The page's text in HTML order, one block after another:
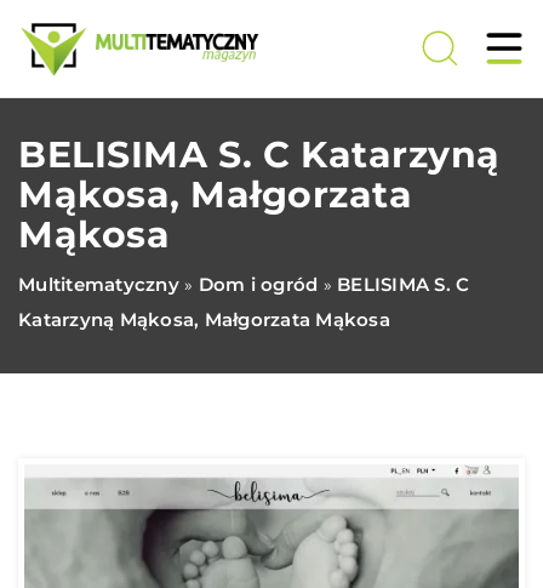
BELISIMA S. C Katarzyną
Mąkosa, Małgorzata
Mąkosa
Multitematyczny» Dom i ogród » BELISIMA S. C
Katarzyną Mąkosa, Małgorzata Mąkosa